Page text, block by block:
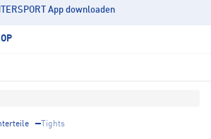
App downloaden
Tights